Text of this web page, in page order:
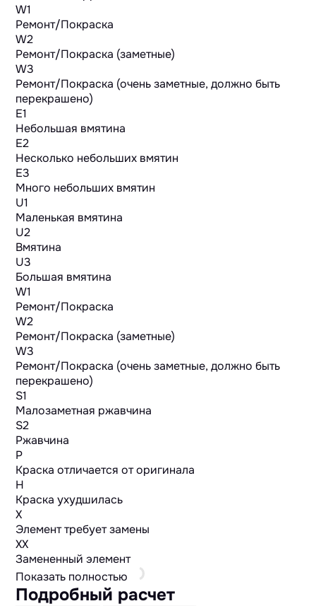
W1
Ремонт/Покраска
W2
Ремонт/Покраска (заметные)
W3
Ремонт/Покраска (очень заметные, должно быть
перекрашено)
E1
Небольшая вмятина
E2
Несколько небольших вмятин
E3
Много небольших вмятин
U1
Маленькая вмятина
U2
Вмятина
U3
Большая вмятина
W1
Ремонт/Покраска
W2
Ремонт/Покраска (заметные)
W3
Ремонт/Покраска (очень заметные, должно быть
перекрашено)
S1
Малозаметная ржавчина
S2
Ржавчина
P
Краска отличается от оригинала
H
Краска ухудшилась
X
Элемент требует замены
XX
Замененный элемент
Показать полностью
Подробный расчет